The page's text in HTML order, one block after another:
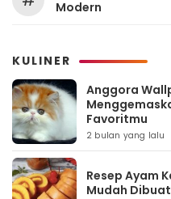
Modern
KULINER
Anggora
Favoritmu
2 bulan yang lalu
Resep Ayam
Mudah